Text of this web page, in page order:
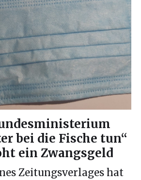
bei die Fische tun“
ein Zwangsgeld
Zeitungsverlages hat